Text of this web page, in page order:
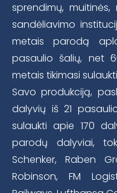
sprendimų,
sandėliavimo
metais parodą
pasaulio šalių, net
metais tikimasi
Savo produkciją,
dalyvių iš 21
sulaukti apie 170
parodų dalyviai,
Schenker, Raben
Robinson, FM